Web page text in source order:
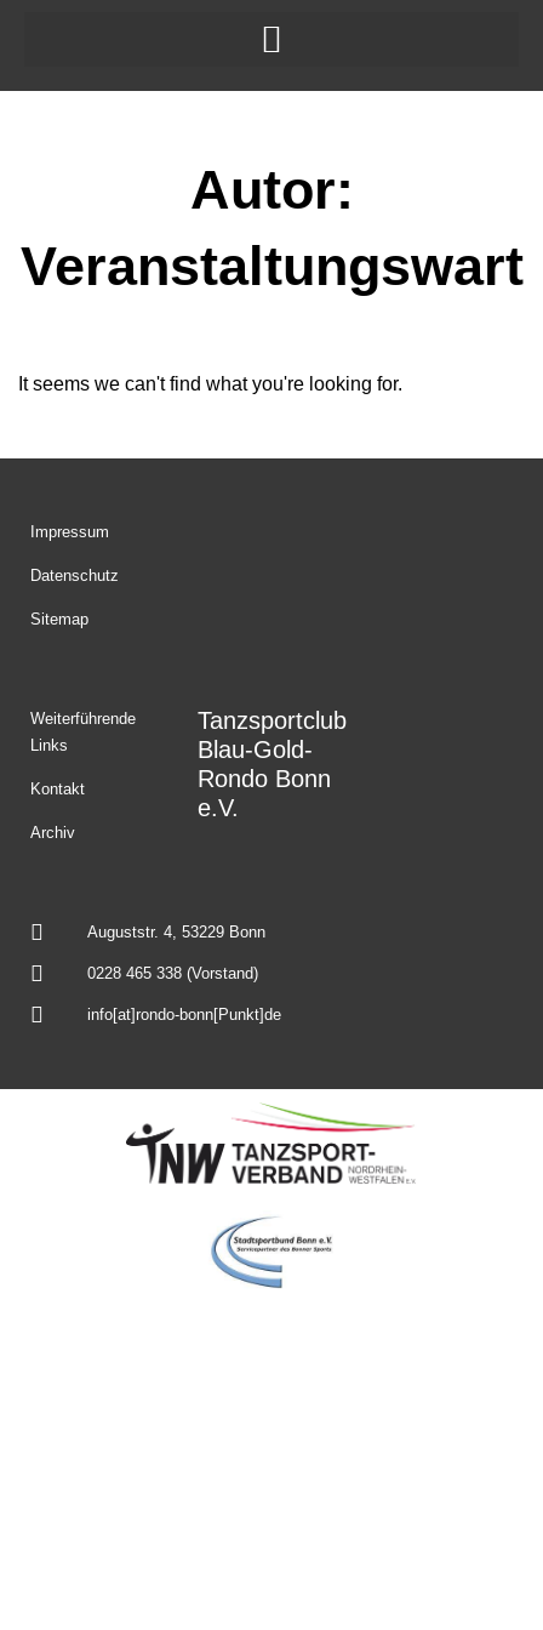
Autor:
Veranstaltungswart
It seems we can't find what you're looking for.
Impressum
Datenschutz
Sitemap
Weiterführende
Links
Kontakt
Archiv
Tanzsportclub
Blau-Gold-
Rondo Bonn
e.V.
Auguststr. 4, 53229 Bonn
0228 465 338 (Vorstand)
info[at]rondo-bonn[Punkt]de